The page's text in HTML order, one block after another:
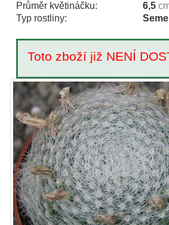
Průměr květináčku:
6,5
Typ rostliny:
Toto zboží již NENÍ